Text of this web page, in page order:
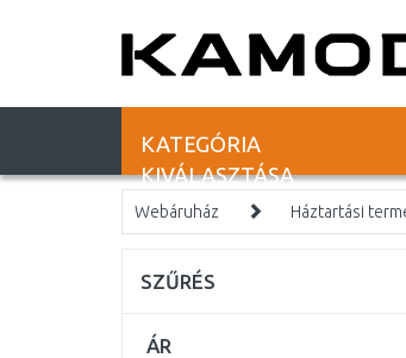
KATEGÓRIA
KIVÁLASZTÁSA
Webáruház Háztartási
SZŰRÉS
ÁR